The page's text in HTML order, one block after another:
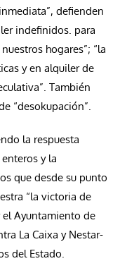
defienden
indefinidos. para
hogares”; “la
y en alquiler de
También
“desokupación”.
la respuesta
y la
que desde su punto
“la victoria de
el Ayuntamiento de
La Caixa y Nestar-
del Estado.